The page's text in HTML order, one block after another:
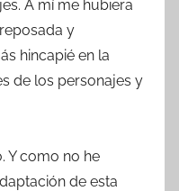
A mí me hubiera
y
hincapié en la
de los personajes y
Y como no he
de esta